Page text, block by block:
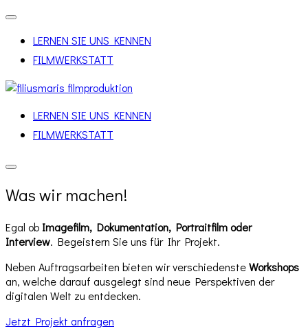
Navigation
umschalten
LERNEN SIE UNS KENNEN
FILMWERKSTATT
Zu
springenLERNEN SIE UNS KENNEN
FILMWERKSTATT
Seitenleiste
Navigation
Was wir machen!
Egal ob Imagefilm, Dokumentation, Portraitfilm oder
Interview. Begeistern Sie uns für Ihr Projekt.
Neben Auftragsarbeiten bieten wir verschiedensteWorkshops
an, welche darauf ausgelegt sind neue Perspektiven der
digitalen Welt zu entdecken.
Jetzt Projekt anfragen